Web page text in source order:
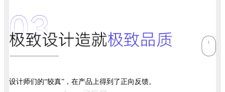
设计师们的“较真”，在产品上得到了正向反馈。